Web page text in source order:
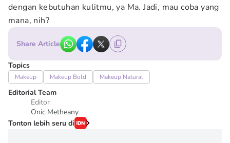
dengan kebutuhan kulitmu, ya Ma. Jadi, mau coba yang
mana, nih?
Share Article
Topics
Makeup Makeup Bold Makeup Natural
Editorial Team
Editor
Onic Metheany
Tonton lebih seru di